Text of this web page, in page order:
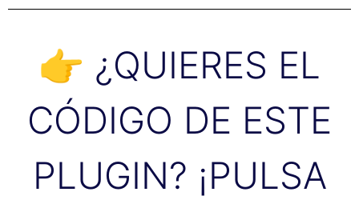
👉 ¿QUIERES EL
CÓDIGO DE ESTE
PLUGIN? ¡PULSA